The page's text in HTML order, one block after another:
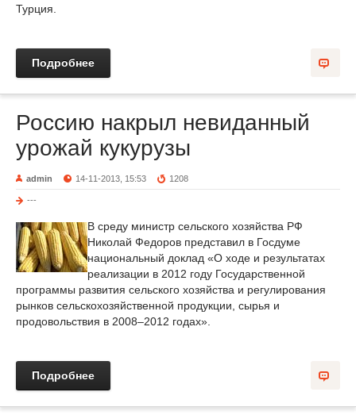
Турция.
Подробнее
Россию накрыл невиданный
урожай кукурузы
admin 14-11-2013, 15:53 1208
---
В среду министр сельского хозяйства РФ
Николай Федоров представил в Госдуме
национальный доклад «О ходе и результатах
реализации в 2012 году Государственной
программы развития сельского хозяйства и регулирования
рынков сельскохозяйственной продукции, сырья и
продовольствия в 2008–2012 годах».
Подробнее